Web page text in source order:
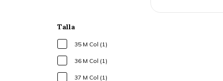
Talla
35 M Col (1)
36 M Col (1)
37 M Col (1)